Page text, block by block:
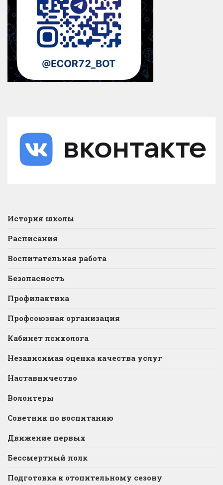
История школы
Расписания
Воспитательная работа
Безопасность
Профилактика
Профсоюзная организация
Кабинет психолога
Независимая оценка качества услуг
Наставничество
Волонтеры
Советник по воспитанию
Движение первых
Бессмертный полк
Подготовка к отопительному сезону